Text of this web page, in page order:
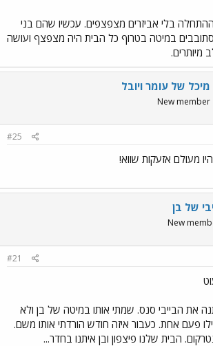
בלי אביזרים מצפצפים. עכשיו שהם בני
במיטה בטרוף כל הבית היה מצפצף ועושה
מיותרים.
מיכל של עומר ויובל
New member
#25
מעולם אזעקות שווא!
של בן
New
#21
את הבייבי סנס. שמתי אותו במיטה של בן ולא
פעם אחת. כעבור איזה חודש הורדתי אותו משם.
הבית שלנו פיצפון ובן איתנו בחדר...